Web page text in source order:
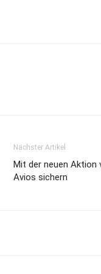
Nächster Artikel
Mit der neuen Aktion
Avios sichern